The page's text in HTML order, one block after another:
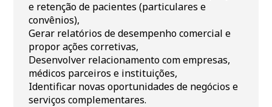
e retenção de pacientes (particulares e
convênios),
Gerar relatórios de desempenho comercial e
propor ações corretivas,
Desenvolver relacionamento com empresas,
médicos parceiros e instituições,
Identificar novas oportunidades de negócios e
serviços complementares.